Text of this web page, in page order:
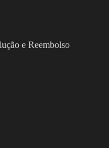
e Reembolso